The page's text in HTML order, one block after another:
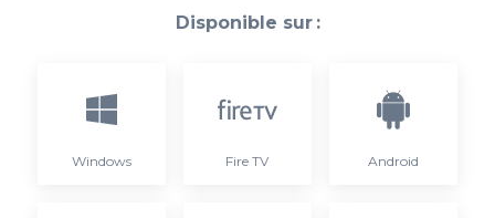
Disponible sur :
Windows Fire TV Android